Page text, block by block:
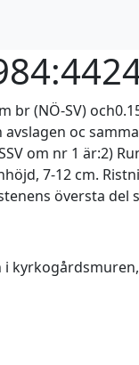
br (NÖ-SV)
avslagen oc
om nr 1 är:2)
7-12 cm.
översta del
i